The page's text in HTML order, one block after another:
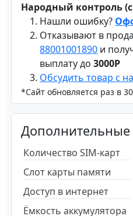
Народный контроль
Нашли ошибку?
Отказывают в
88001001890 и
выплату до 3000Р
Обсудить товар с
*Сайт обновляется раз в
Дополнительные
Количество SIM-карт
Слот карты памяти
Доступ в интернет
Ёмкость аккумулятора